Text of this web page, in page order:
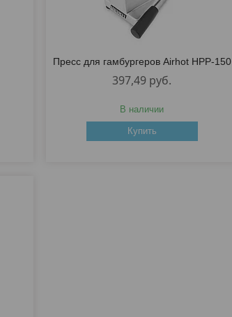
Пресс для гамбургеров Airhot HPP-150
397,49 руб.
В наличии
Купить